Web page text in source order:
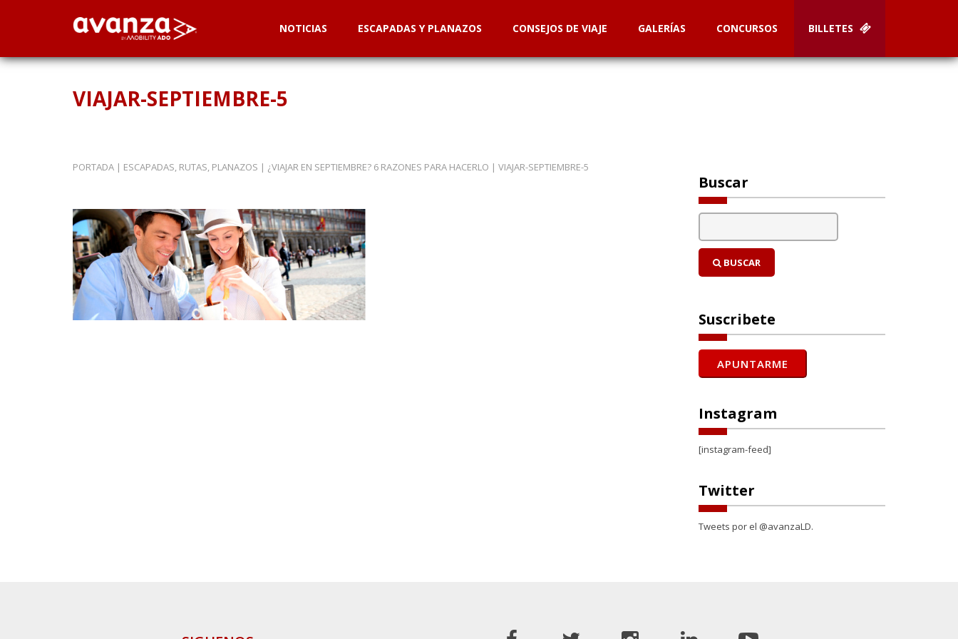
NOTICIAS ESCAPADAS Y PLANAZOS CONSEJOS DE VIAJE GALERÍAS CONCURSOS BILLETES
VIAJAR-SEPTIEMBRE-5
PORTADA | ESCAPADAS, RUTAS, PLANAZOS | ¿VIAJAR EN SEPTIEMBRE? 6 RAZONES PARA HACERLO | VIAJAR-SEPTIEMBRE-5
Buscar
BUSCAR
Suscribete
Instagram
[instagram-feed]
Twitter
Tweets por el @avanzaLD.